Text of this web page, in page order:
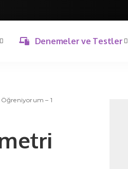
Denemeler ve Testler
1. Sınıf
– 1